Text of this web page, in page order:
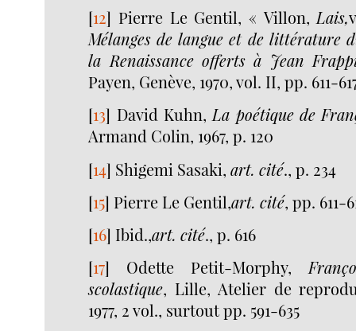
[12] Pierre Le Gentil, « Villon, Lais,
Mélanges de langue et de littérature
la Renaissance offerts à Jean
Payen, Genève, 1970, vol. II, pp. 611-
[13] David Kuhn,La poétique de
Armand Colin, 1967, p. 120
[14] Shigemi Sasaki,art. cité., p. 234
[15] Pierre Le Gentil,art. cité, pp. 611-
[16] Ibid.,art. cité., p. 616
[17] Odette Petit-Morphy,
scolastique, Lille, Atelier de
1977, 2 vol., surtout pp. 591-635